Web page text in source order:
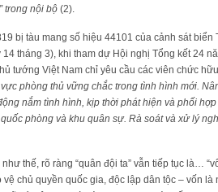
trong nội bộ (2).
bị tàu mang số hiệu 44101 của cảnh sát
tháng 3), khi tham dự Hội nghị Tổng kết 24
tướng Việt Nam chỉ yêu cầu các viên chức
phòng thủ vững chắc trong tình hình mới.
nắm tình hình, kịp thời phát hiện và phối
phòng và khu quân sự. Rà soát và xử lý
thế, rõ ràng “quân đội ta” vẫn tiếp tục là…
chủ quyền quốc gia, độc lập dân tộc – vốn